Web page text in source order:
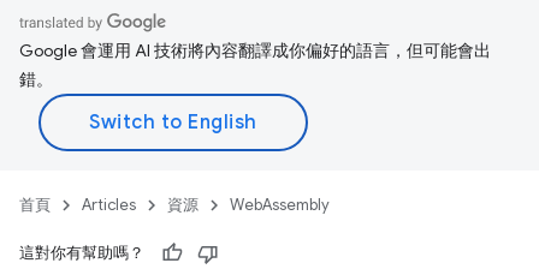
Google 會運用 AI 技術將內容翻譯成你偏好的語言，但可能會出
錯。
首頁 Articles 資源 WebAssembly
這對你有幫助嗎？